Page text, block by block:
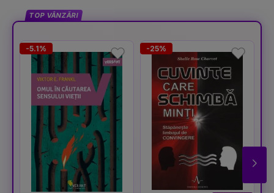
TOP VÂNZĂRI
-5.1% -25%